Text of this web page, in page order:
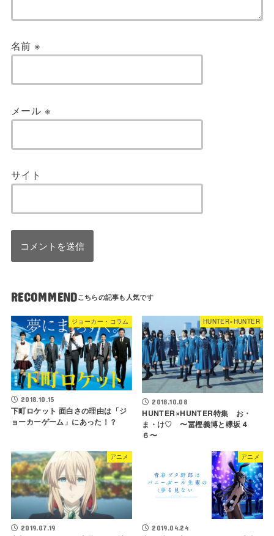
名前※
メール ※
サイト
RECOMMEND
ジョーカー・コラム
2018.10.15
下町ロケット 面白さの理由は「ジ
ョーカーゲーム」にあった！？
HUNTER×HUNTER
2018.10.08
HUNTER×HUNTER特集 お・
ま・け♡ 〜冨樫義博と欅坂４
６〜
アニメ
2019.07.19
アニメ
2019.04.24